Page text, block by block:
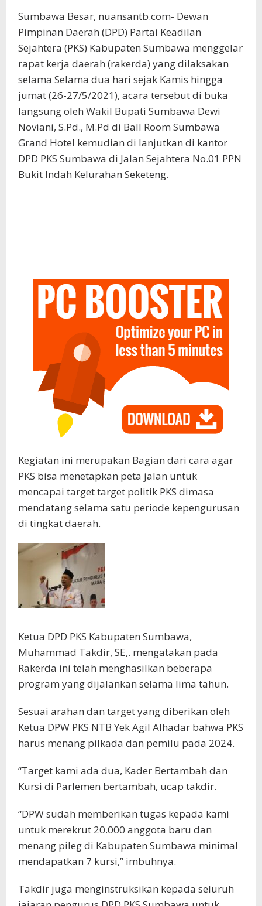
Sumbawa Besar, nuansantb.com- Dewan
Pimpinan Daerah (DPD) Partai Keadilan
Sejahtera (PKS) Kabupaten Sumbawa menggelar
rapat kerja daerah (rakerda) yang dilaksakan
selama Selama dua hari sejak Kamis hingga
jumat (26-27/5/2021), acara tersebut di buka
langsung oleh Wakil Bupati Sumbawa Dewi
Noviani, S.Pd., M.Pd di Ball Room Sumbawa
Grand Hotel kemudian di lanjutkan di kantor
DPD PKS Sumbawa di Jalan Sejahtera No.01 PPN
Bukit Indah Kelurahan Seketeng.
Kegiatan ini merupakan Bagian dari cara agar
PKS bisa menetapkan peta jalan untuk
mencapai target target politik PKS dimasa
mendatang selama satu periode kepengurusan
di tingkat daerah.
Ketua DPD PKS Kabupaten Sumbawa,
Muhammad Takdir, SE,. mengatakan pada
Rakerda ini telah menghasilkan beberapa
program yang dijalankan selama lima tahun.
Sesuai arahan dan target yang diberikan oleh
Ketua DPW PKS NTB Yek Agil Alhadar bahwa PKS
harus menang pilkada dan pemilu pada 2024.
“Target kami ada dua, Kader Bertambah dan
Kursi di Parlemen bertambah, ucap takdir.
“DPW sudah memberikan tugas kepada kami
untuk merekrut 20.000 anggota baru dan
menang pileg di Kabupaten Sumbawa minimal
mendapatkan 7 kursi,” imbuhnya.
Takdir juga menginstruksikan kepada seluruh